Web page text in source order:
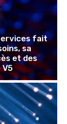
fait
sa
et des